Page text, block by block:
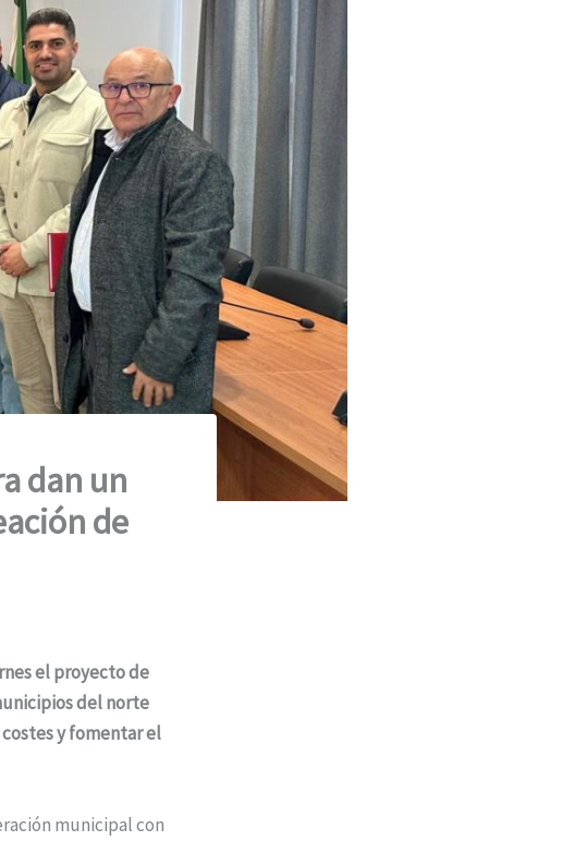
dan un
de
el proyecto de
del norte
y fomentar el
municipal con